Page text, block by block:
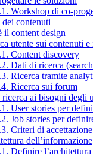
Workshop di co-
contenuti
il content design
utente sui contenuti
Content discovery
Dati di ricerca
Ricerca tramite
Ricerca sui forum
ai bisogni degli
User stories per
Job stories per
Criteri di accettazione
dell’informazione
Definire